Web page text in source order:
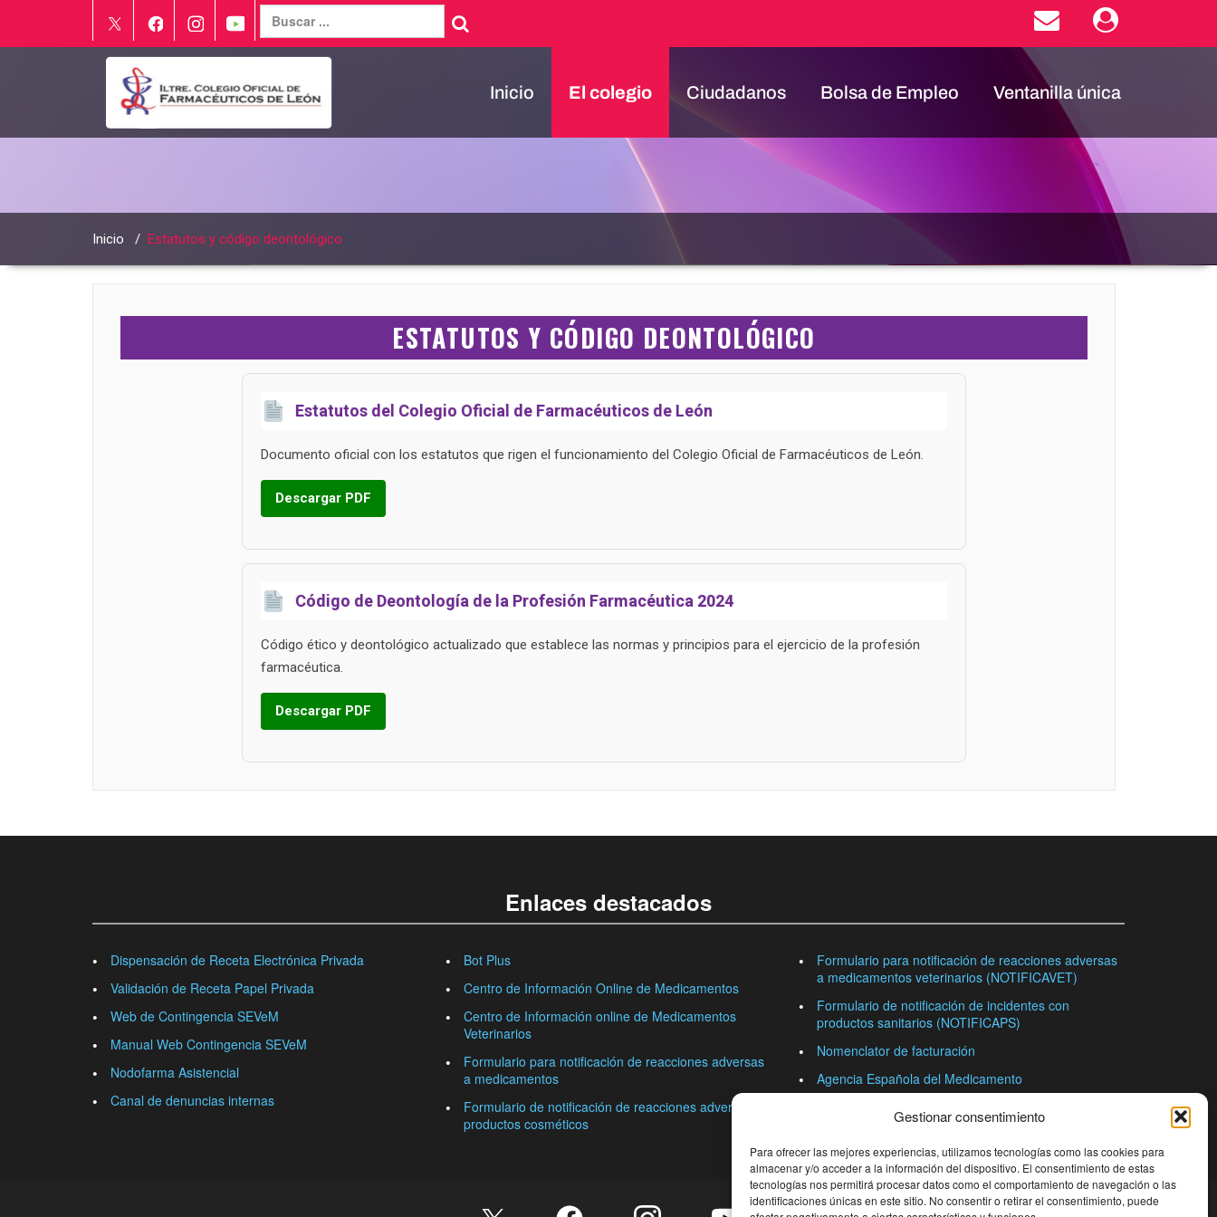
Gestionar consentimiento
Para ofrecer las mejores experiencias, utilizamos tecnologías como las cookies para
almacenar y/o acceder a la información del dispositivo. El consentimiento de estas
tecnologías nos permitirá procesar datos como el comportamiento de navegación o las
identificaciones únicas en este sitio. No consentir o retirar el consentimiento, puede
Inicio El colegio Ciudadanos Bolsa de Empleo Ventanilla única
Inicio / Estatutos y código deontológico
ESTATUTOS Y CÓDIGO DEONTOLÓGICO
Estatutos del Colegio Oficial de Farmacéuticos de León
Documento oficial con los estatutos que rigen el funcionamiento del Colegio Oficial de Farmacéuticos de León.
Descargar PDF
Código de Deontología de la Profesión Farmacéutica 2024
Código ético y deontológico actualizado que establece las normas y principios para el ejercicio de la profesión
farmacéutica.
Descargar PDF
Enlaces destacados
Dispensación de Receta Electrónica Privada
Validación de Receta Papel Privada
Web de Contingencia SEVeM
Manual Web Contingencia SEVeM
Nodofarma Asistencial
Canal de denuncias internas
Bot Plus
Centro de Información Online de Medicamentos
Centro de Información online de Medicamentos
Veterinarios
Formulario para notificación de reacciones adversas
a medicamentos
Formulario de notificación de reacciones adversas a
productos cosméticos
Formulario para notificación de reacciones adversas
a medicamentos veterinarios (NOTIFICAVET)
Formulario de notificación de incidentes con
productos sanitarios (NOTIFICAPS)
Nomenclator de facturación
Agencia Española del Medicamento
Farmacéuticos